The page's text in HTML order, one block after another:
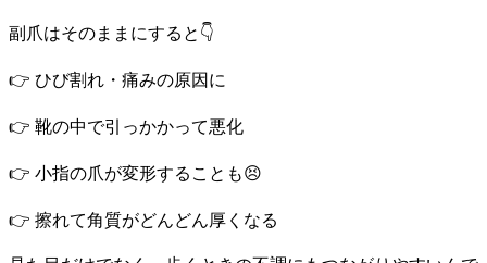
副爪はそのままにすると👇
👉 ひび割れ・痛みの原因に
👉 靴の中で引っかかって悪化
👉 小指の爪が変形することも😣
👉 擦れて角質がどんどん厚くなる